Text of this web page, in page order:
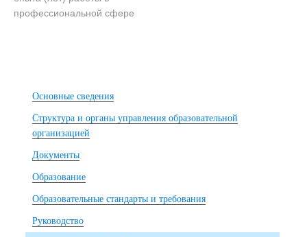
профессиональной сфере
Основные сведения
Структура и органы управления образовательной
организацией
Документы
Образование
Образовательные стандарты и требования
Руководство